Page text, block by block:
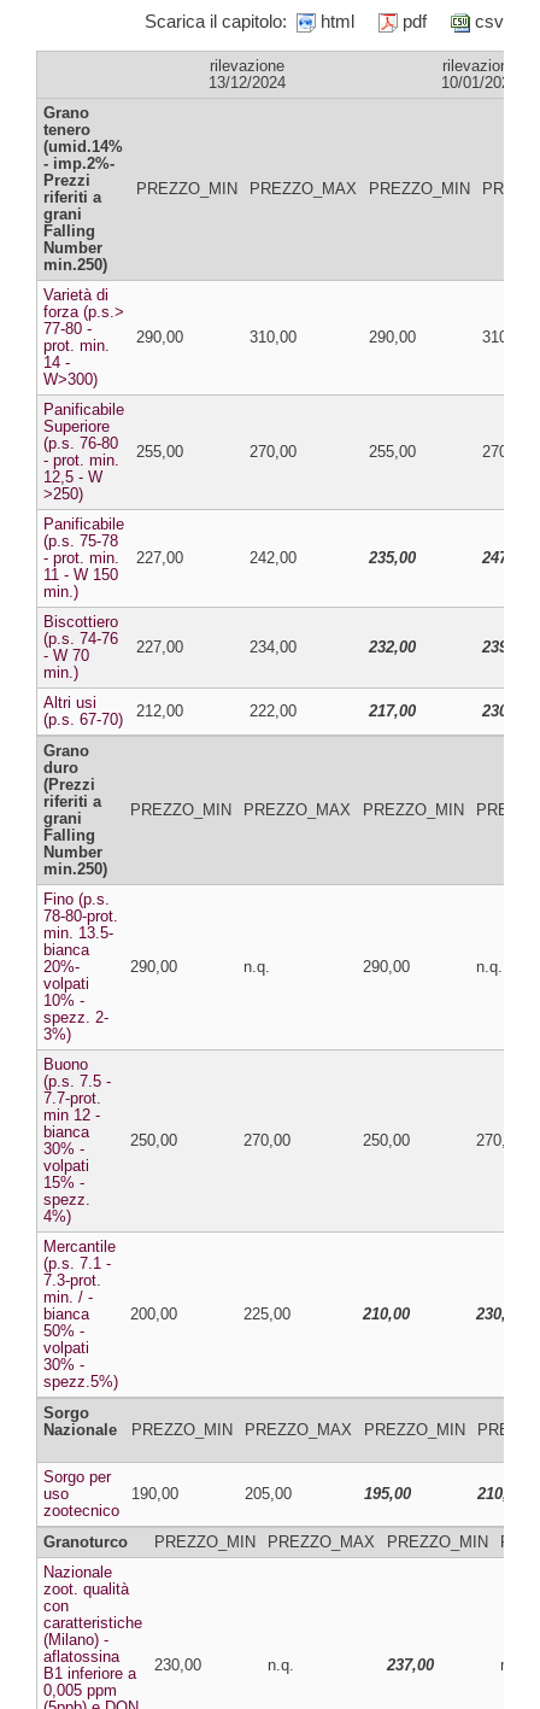
Scarica il capitolo: html pdf csv
rilevazione
13/12/2024
rilevazione
10/01/2025
Grano
tenero
(umid.14%
- imp.2%-
Prezzi
riferiti a
grani
Falling
Number
min.250)
PREZZO_MIN PREZZO_MAX PREZZO_MIN
Varietà di
forza (p.s.>
77-80 -
prot. min.
14 -
W>300)
290,00 310,00 290,00 310,00
Panificabile
Superiore
(p.s. 76-80
- prot. min.
12,5 - W
>250)
255,00 270,00 255,00 270,00
Panificabile
(p.s. 75-78
- prot. min.
11 - W 150
min.)
227,00 242,00 235,00 247,00
Biscottiero
(p.s. 74-76
- W 70
min.)
227,00 234,00 232,00 239,00
Altri usi
(p.s. 67-70)
212,00 222,00 217,00 230,00
Grano
duro
(Prezzi
riferiti a
grani
Falling
Number
min.250)
PREZZO_MIN PREZZO_MAX PREZZO_MIN
Fino (p.s.
78-80-prot.
min. 13.5-
bianca
20%-
volpati
10% -
spezz. 2-
3%)
290,00 n.q. 290,00 n.q.
Buono
(p.s. 7.5 -
7.7-prot.
min 12 -
bianca
30% -
volpati
15% -
spezz.
4%)
250,00 270,00 250,00 270,00
Mercantile
(p.s. 7.1 -
7.3-prot.
min. / -
bianca
50% -
volpati
30% -
spezz.5%)
200,00 225,00 210,00 230,00
Sorgo
Nazionale
PREZZO_MIN PREZZO_MAX PREZZO_MIN
Sorgo per
uso
zootecnico
190,00 205,00 195,00 210,00
Granoturco PREZZO_MIN PREZZO_MAX PREZZO_MIN
Nazionale
zoot. qualità
con
caratteristiche
(Milano) -
aflatossina
B1 inferiore a
0,005 ppm
230,00 n.q. 237,00 n.q.